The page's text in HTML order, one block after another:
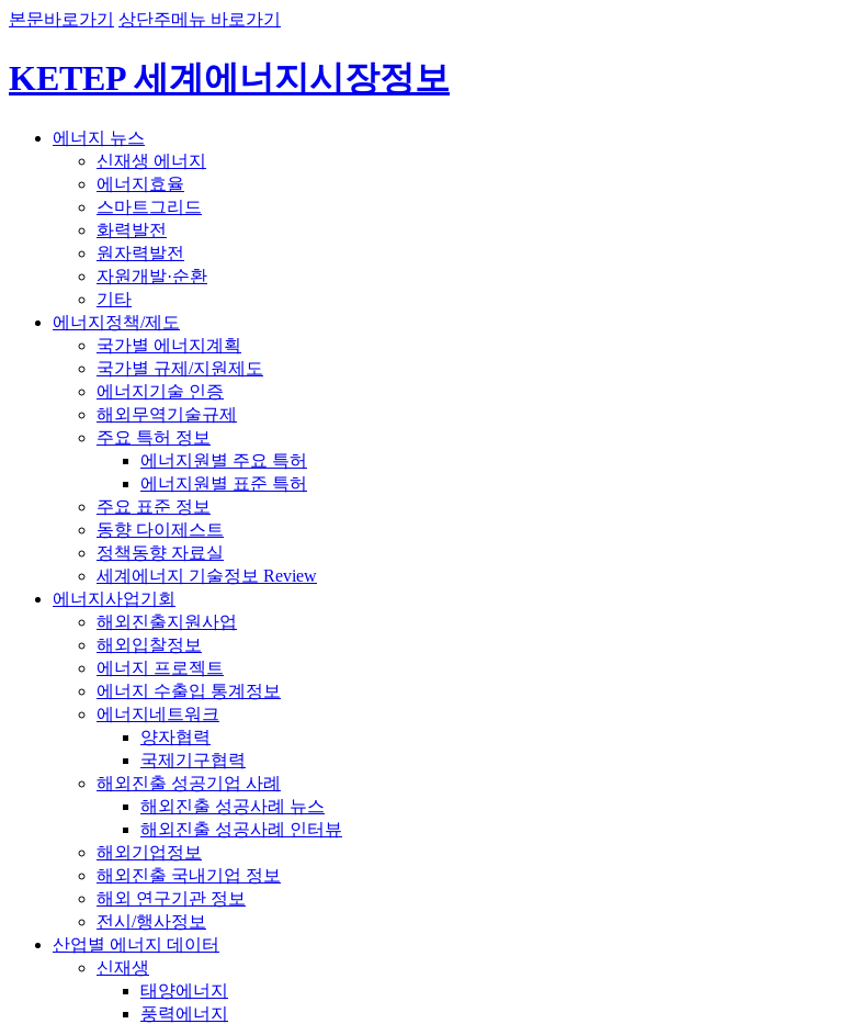
본문바로가기 상단주메뉴 바로가기
KETEP 세계에너지시장정보
에너지 뉴스
신재생 에너지
에너지효율
스마트그리드
화력발전
원자력발전
자원개발·순환
기타
에너지정책/제도
국가별 에너지계획
국가별 규제/지원제도
에너지기술 인증
해외무역기술규제
주요 특허 정보
에너지원별 주요 특허
에너지원별 표준 특허
주요 표준 정보
동향 다이제스트
정책동향 자료실
세계에너지 기술정보 Review
에너지사업기회
해외진출지원사업
해외입찰정보
에너지 프로젝트
에너지 수출입 통계정보
에너지네트워크
양자협력
국제기구협력
해외진출 성공기업 사례
해외진출 성공사례 뉴스
해외진출 성공사례 인터뷰
해외기업정보
해외진출 국내기업 정보
해외 연구기관 정보
전시/행사정보
산업별 에너지 데이터
신재생
태양에너지
풍력에너지